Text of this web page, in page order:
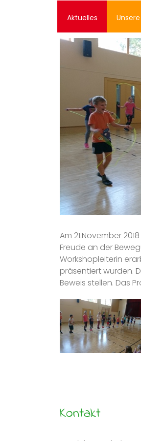
Aktuelles
Am 21.November
Freude an der
Workshopleiterin
präsentiert wurden.
Beweis stellen. Das
Kontakt